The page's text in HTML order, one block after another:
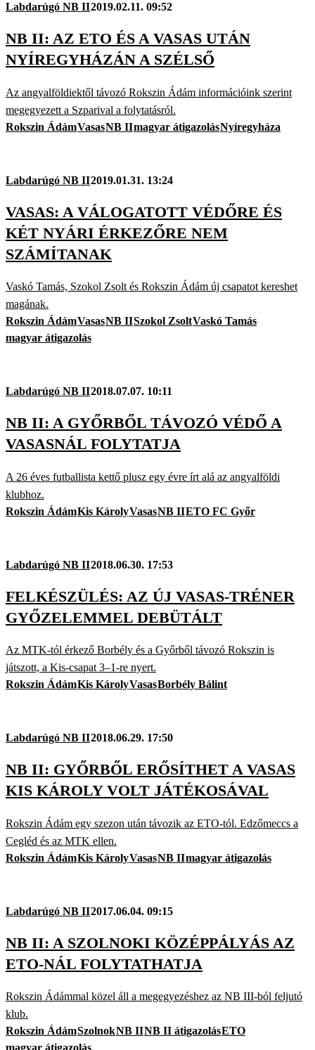
Labdarúgó NB II2019.02.11. 09:52
NB II: AZ ETO ÉS A VASAS UTÁN
NYÍREGYHÁZÁN A SZÉLSŐ
Az angyalföldiektől távozó Rokszin Ádám információink szerint
megegyezett a Szparival a folytatásról.
Rokszin ÁdámVasasNB IImagyar átigazolásNyíregyháza
Labdarúgó NB II2019.01.31. 13:24
VASAS: A VÁLOGATOTT VÉDŐRE ÉS
KÉT NYÁRI ÉRKEZŐRE NEM
SZÁMÍTANAK
Vaskó Tamás, Szokol Zsolt és Rokszin Ádám új csapatot kereshet
magának.
Rokszin ÁdámVasasNB IISzokol ZsoltVaskó Tamás
magyar átigazolás
Labdarúgó NB II2018.07.07. 10:11
NB II: A GYŐRBŐL TÁVOZÓ VÉDŐ A
VASASNÁL FOLYTATJA
A 26 éves futballista kettő plusz egy évre írt alá az angyalföldi
klubhoz.
Rokszin ÁdámKis KárolyVasasNB IIETO FC Győr
Labdarúgó NB II2018.06.30. 17:53
FELKÉSZÜLÉS: AZ ÚJ VASAS-TRÉNER
GYŐZELEMMEL DEBÜTÁLT
Az MTK-tól érkező Borbély és a Győrből távozó Rokszin is
játszott, a Kis-csapat 3–1-re nyert.
Rokszin ÁdámKis KárolyVasasBorbély Bálint
Labdarúgó NB II2018.06.29. 17:50
NB II: GYŐRBŐL ERŐSÍTHET A VASAS
KIS KÁROLY VOLT JÁTÉKOSÁVAL
Rokszin Ádám egy szezon után távozik az ETO-tól. Edzőmeccs a
Cegléd és az MTK ellen.
Rokszin ÁdámKis KárolyVasasNB IImagyar átigazolás
Labdarúgó NB II2017.06.04. 09:15
NB II: A SZOLNOKI KÖZÉPPÁLYÁS AZ
ETO-NÁL FOLYTATHATJA
Rokszin Ádámmal közel áll a megegyezéshez az NB III-ból feljutó
klub.
Rokszin ÁdámSzolnokNB IINB II átigazolásETO
magyar átigazolás